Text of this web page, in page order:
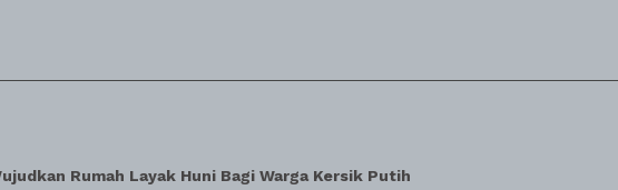
Rumah Layak Huni Bagi Warga Kersik Putih